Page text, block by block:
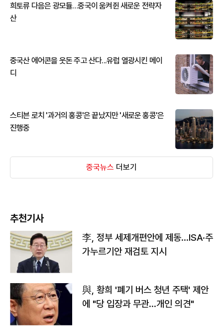
희토류 다음은 광모듈…중국이 움켜쥔 새로운 전략자
산
중국산 에어콘을 웃돈 주고 산다...유럽 열광시킨 메이
디
스티븐 로치 '과거의 홍콩'은 끝났지만 '새로운 홍콩'은
진행중
중국뉴스 더보기
추천기사
李, 정부 세제개편안에 제동…ISA·주
가누르기안 재검토 지시
與, 황희 '폐기 버스 청년 주택' 제안
에 "당 입장과 무관…개인 의견"